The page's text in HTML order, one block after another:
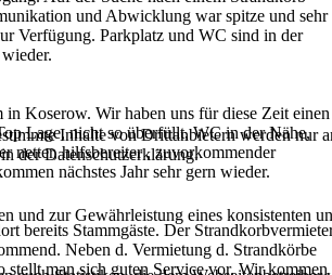
und Abwicklung war spitze und sehr
Verfügung. Parkplatz und WC sind in der
Koserow. Wir haben uns für diese Zeit einen
Lage, nicht so überfüllt, WC in der Nähe,
netter, hilfsbereiter , zuvorkommender
nächstes Jahr sehr gern wieder.
bereits Stammgäste. Der
Neben d. Vermietung d. Strandkörbe
stellt man sich guten Service vor. Wir kommen
Inhalte von Drittanbietern werden nur
der Datenschutzerklärung.
zur Gewährleistung eines konsistenten